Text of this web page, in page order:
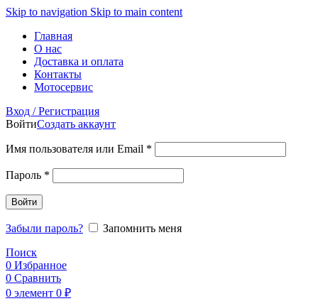
Skip to navigation Skip to main content
Главная
О нас
Доставка и оплата
Контакты
Мотосервис
Вход / Регистрация
ВойтиСоздать аккаунт
Имя пользователя или Email *
Пароль *
Войти
Забыли пароль?
Запомнить меня
Поиск
0 Избранное
0 Сравнить
0 элемент 0 ₽